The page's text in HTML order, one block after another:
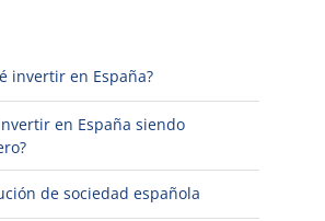
invertir en España?
en España siendo
de sociedad española